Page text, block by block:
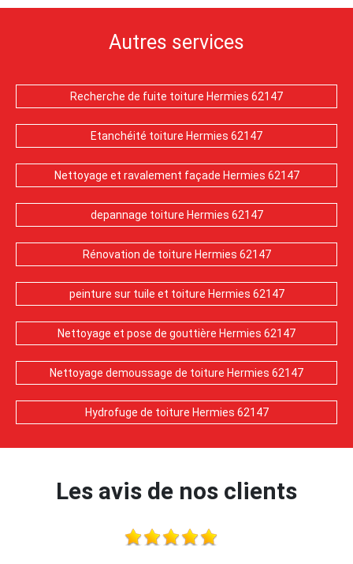
Autres services
Recherche de fuite toiture Hermies 62147
Etanchéité toiture Hermies 62147
Nettoyage et ravalement façade Hermies 62147
depannage toiture Hermies 62147
Rénovation de toiture Hermies 62147
peinture sur tuile et toiture Hermies 62147
Nettoyage et pose de gouttière Hermies 62147
Nettoyage demoussage de toiture Hermies 62147
Hydrofuge de toiture Hermies 62147
Les avis de nos clients